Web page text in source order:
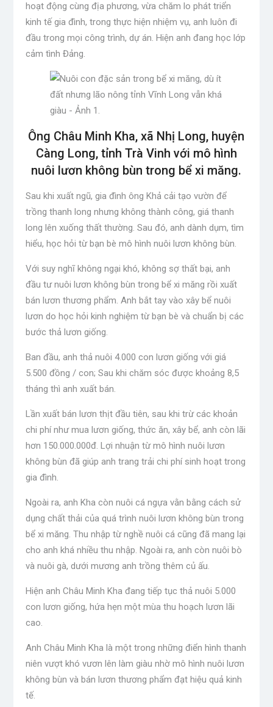
hoạt động cùng địa phương, vừa chăm lo phát triển
kinh tế gia đình, trong thực hiện nhiệm vụ, anh luôn đi
đầu trong mọi công trình, dự án. Hiện anh đang học lớp
cảm tình Đảng.
Ông Châu Minh Kha, xã Nhị Long, huyện
Càng Long, tỉnh Trà Vinh với mô hình
nuôi lươn không bùn trong bể xi măng.
Sau khi xuất ngũ, gia đình ông Khả cải tạo vườn để
trồng thanh long nhưng không thành công, giá thanh
long lên xuống thất thường. Sau đó, anh dành dụm, tìm
hiểu, học hỏi từ bạn bè mô hình nuôi lươn không bùn.
Với suy nghĩ không ngại khó, không sợ thất bại, anh
đầu tư nuôi lươn không bùn trong bể xi măng rồi xuất
bán lươn thương phẩm. Anh bắt tay vào xây bể nuôi
lươn do học hỏi kinh nghiệm từ bạn bè và chuẩn bị các
bước thả lươn giống.
Ban đầu, anh thả nuôi 4.000 con lươn giống với giá
5.500 đồng / con; Sau khi chăm sóc được khoảng 8,5
tháng thì anh xuất bán.
Lần xuất bán lươn thịt đầu tiên, sau khi trừ các khoản
chi phí như mua lươn giống, thức ăn, xây bể, anh còn lãi
hơn 150.000.000đ. Lợi nhuận từ mô hình nuôi lươn
không bùn đã giúp anh trang trải chi phí sinh hoạt trong
gia đình.
Ngoài ra, anh Kha còn nuôi cá ngựa vằn bằng cách sử
dụng chất thải của quá trình nuôi lươn không bùn trong
bể xi măng. Thu nhập từ nghề nuôi cá cũng đã mang lại
cho anh khá nhiều thu nhập. Ngoài ra, anh còn nuôi bò
và nuôi gà, dưới mương anh trồng thêm củ ấu.
Hiện anh Châu Minh Kha đang tiếp tục thả nuôi 5.000
con lươn giống, hứa hẹn một mùa thu hoạch lươn lãi
cao.
Anh Châu Minh Kha là một trong những điển hình thanh
niên vượt khó vươn lên làm giàu nhờ mô hình nuôi lươn
không bùn và bán lươn thương phẩm đạt hiệu quả kinh
tế.